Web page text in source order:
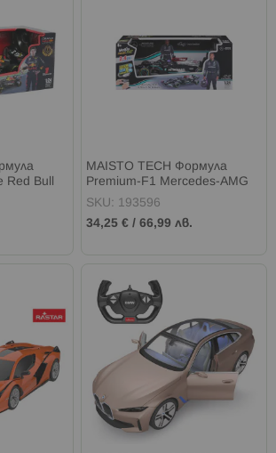
Red Bull
MAISTO TECH Формула
Premium-F1 Mercedes-AMG
W12 E Performance R/C 1:24
SKU: 193596
34,25 € /66,99 лв.